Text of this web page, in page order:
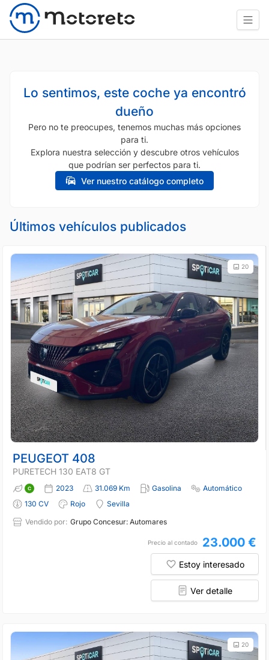
Lo sentimos, este coche ya encontró
dueño
Pero no te preocupes, tenemos muchas más opciones
para ti.
Explora nuestra selección y descubre otros vehículos
que podrían ser perfectos para ti.
Ver nuestro catálogo completo
Últimos vehículos publicados
20
PEUGEOT 408
PURETECH 130 EAT8 GT
2023 31.069 Km Gasolina
Automático
130 CV
Rojo
Sevilla
Vendido por: Grupo Concesur: Automares
Precio al contado 23.000 €
Estoy interesado
Ver detalle
20